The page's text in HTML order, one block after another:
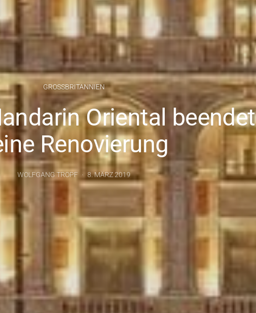
GROSSBRITANNIEN
Oriental beendet
Renovierung
WOLFGANG TROPF 8. MÄRZ 2019